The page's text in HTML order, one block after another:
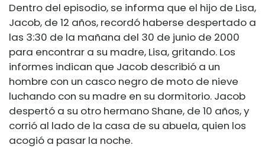
Dentro del episodio, se informa que el hijo de Lisa,
Jacob, de 12 años, recordó haberse despertado a
las 3:30 de la mañana del 30 de junio de 2000
para encontrar a su madre, Lisa, gritando. Los
informes indican que Jacob describió a un
hombre con un casco negro de moto de nieve
luchando con su madre en su dormitorio. Jacob
despertó a su otro hermano Shane, de 10 años, y
corrió al lado de la casa de su abuela, quien los
acogió a pasar la noche.